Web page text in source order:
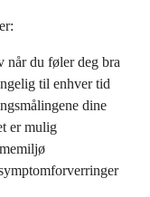
når du føler deg bra
til enhver tid
dine
er mulig